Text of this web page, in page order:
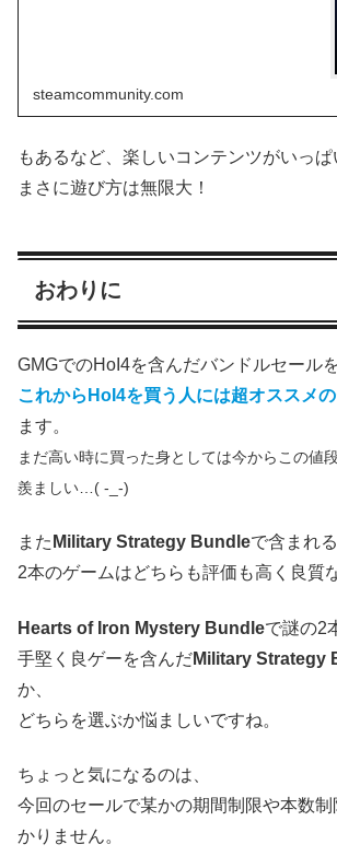
steamcommunity.com
もあるなど、楽しいコンテンツがいっぱ
まさに遊び方は無限大！
おわりに
GMGでのHoI4を含んだバンドルセール
これからHoI4を買う人には超オススメ
ます。
まだ高い時に買った身としては今からこの値
羨ましい…( -_-)
また Military Strategy Bundleで含まれる
2本のゲームはどちらも評価も高く良質
Hearts of Iron Mystery Bundleで謎の2
手堅く良ゲーを含んだMilitary Strategy
か、
どちらを選ぶか悩ましいですね。
ちょっと気になるのは、
今回のセールで某かの期間制限や本数
かりません。